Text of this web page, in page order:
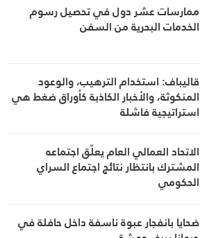
ممارسات عشر دول في تحصيل رسوم
الخدمات البحرية من السفن
قاليباف: استخدام الترهيب، والوعود
المنكوثة، والأخبار الكاذبة كأوراق ضغط هي
استراتيجية فاشلة
الاتحاد العمالي العام يعلّق اجتماعه
المشترك بانتظار نتائج اجتماع السراي
الحكومي
ضحايا بانفجار عبوة ناسفة داخل حافلة في